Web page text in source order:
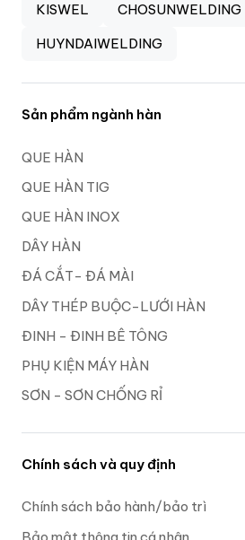
KISWEL
CHOSUNWELDING
HUYNDAIWELDING
Sản phẩm ngành hàn
QUE HÀN
QUE HÀN TIG
QUE HÀN INOX
DÂY HÀN
ĐÁ CẮT- ĐÁ MÀI
DÂY THÉP BUỘC-LƯỚI HÀN
ĐINH - ĐINH BÊ TÔNG
PHỤ KIỆN MÁY HÀN
SƠN - SƠN CHỐNG RỈ
Chính sách và quy định
Chính sách bảo hành/bảo trì
Bảo mật thông tin cá nhân